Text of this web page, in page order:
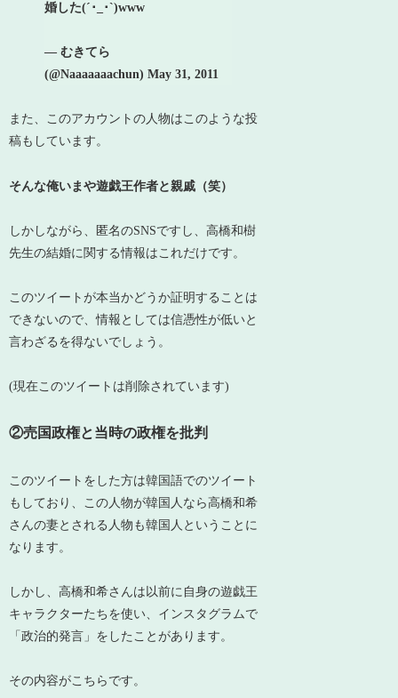
婚した(´･_･`)www
— むきてら
(@Naaaaaaachun) May 31, 2011
また、このアカウントの人物はこのような投
稿もしています。
そんな俺いまや遊戯王作者と親戚（笑）
しかしながら、匿名のSNSですし、 高橋和樹
先生の結婚に関する情報はこれだけです。
このツイートが本当かどうか証明することは
できないので、情報としては信憑性が低いと
言わざるを得ないでしょう。
(現在このツイートは削除されています)
②売国政権と当時の政権を批判
このツイートをした方は韓国語でのツイート
もしており、この人物が韓国人なら高橋和希
さんの妻とされる人物も韓国人ということに
なります。
しかし、高橋和希さんは以前に自身の遊戯王
キャラクターたちを使い、インスタグラムで
「政治的発言」をしたことがあります。
その内容がこちらです。